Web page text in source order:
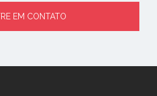
EM CONTATO